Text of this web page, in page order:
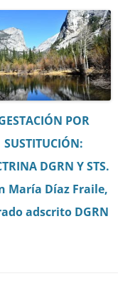
POR
SUSTITUCIÓN:
DGRN Y STS.
María Díaz Fraile,
adscrito DGRN